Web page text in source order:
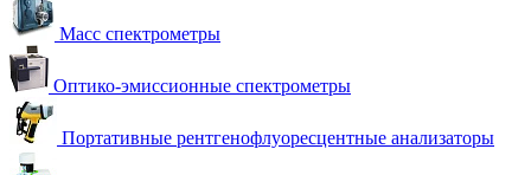
Масс спектрометры
Оптико-эмиссионные спектрометры
Портативные рентгенофлуоресцентные анализаторы